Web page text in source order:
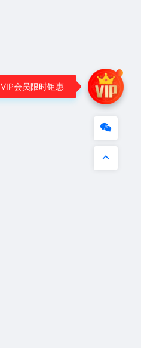
VIP会员限时钜惠